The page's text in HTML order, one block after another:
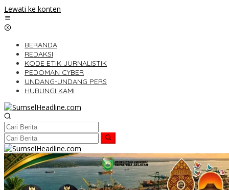
Lewati ke konten
BERANDA
REDAKSI
KODE ETIK JURNALISTIK
PEDOMAN CYBER
UNDANG-UNDANG PERS
HUBUNGI KAMI